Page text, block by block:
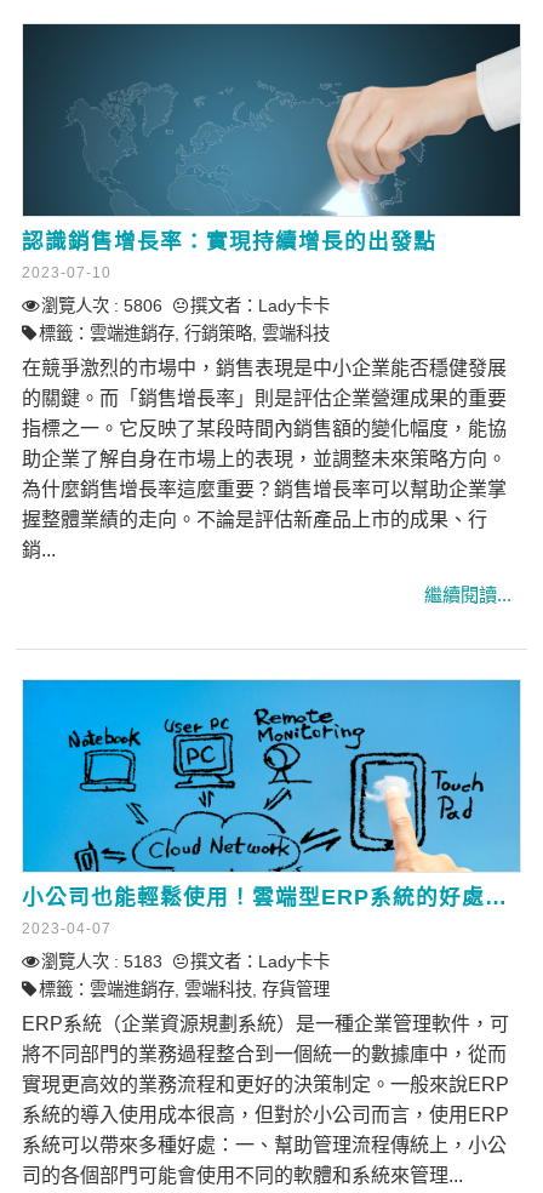
認識銷售增長率：實現持續增長的出發點
2023-07-10
瀏覽人次 : 5806 撰文者： Lady卡卡
標籤：雲端進銷存 ,行銷策略 ,雲端科技
在競爭激烈的市場中，銷售表現是中小企業能否穩健發展
的關鍵。而「銷售增長率」則是評估企業營運成果的重要
指標之一。它反映了某段時間內銷售額的變化幅度，能協
助企業了解自身在市場上的表現，並調整未來策略方向。
為什麼銷售增長率這麼重要？銷售增長率可以幫助企業掌
握整體業績的走向。不論是評估新產品上市的成果、行
銷...
小公司也能輕鬆使用！雲端型ERP系統的好處與選擇建議
2023-04-07
瀏覽人次 : 5183 撰文者： Lady卡卡
標籤：雲端進銷存 ,雲端科技 ,存貨管理
ERP系統（企業資源規劃系統）是一種企業管理軟件，可
將不同部門的業務過程整合到一個統一的數據庫中，從而
實現更高效的業務流程和更好的決策制定。一般來說ERP
系統的導入使用成本很高，但對於小公司而言，使用ERP
系統可以帶來多種好處：一、幫助管理流程傳統上，小公
司的各個部門可能會使用不同的軟體和系統來管理...